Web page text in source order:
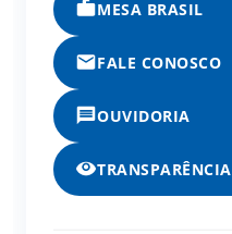
MESA BRASIL
FALE CONOSCO
OUVIDORIA
TRANSPARÊNCIA